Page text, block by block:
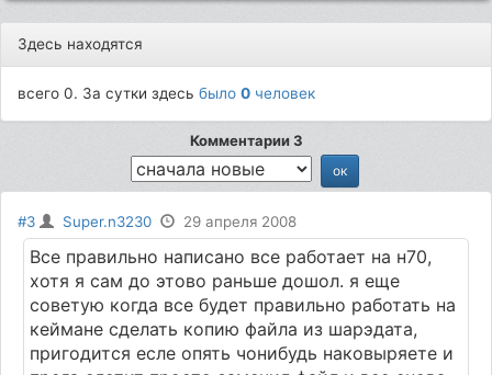
Здесь находятся
всего 0. За сутки здесьбыло0 человек
Комментарии 3
#3 Super.n3230 29 апреля 2008
Все правильно написано все работает на н70,
хотя я сам до этово раньше дошол. я еще
советую когда все будет правильно работать на
кеймане сделать копию файла из шарэдата,
пригодится есле опять чонибудь наковыряете и